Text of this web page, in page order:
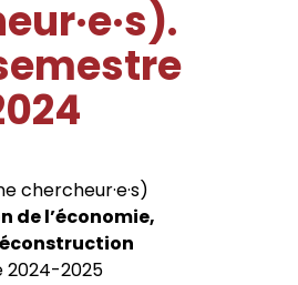
sur les archives
adossés à des
visitants
de doctorat
HDR
de revues
de philosophie
scientifique du LLCP
chercheur·e·s)
de l’économie,
2024-2025